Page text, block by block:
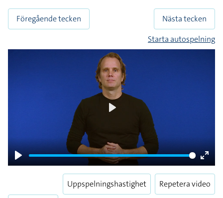
Föregående tecken
Nästa tecken
Starta autospelning
Play
Enter
Uppspelningshastighet Repetera video